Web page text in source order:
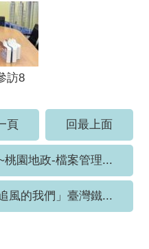
訪8
頁
回最上面
桃園地政-檔案管理...
追風的我們」臺灣鐵...